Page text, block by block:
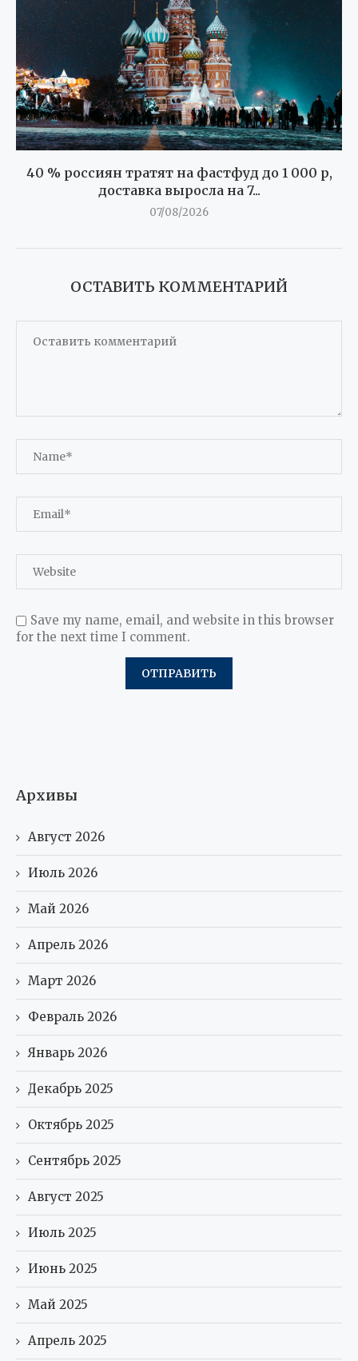
40 % россиян тратят на фастфуд до 1 000 р,
доставка выросла на 7...
07/08/2026
ОСТАВИТЬ КОММЕНТАРИЙ
Save my name, email, and website in this browser
for the next time I comment.
Архивы
Август 2026
Июль 2026
Май 2026
Апрель 2026
Март 2026
Февраль 2026
Январь 2026
Декабрь 2025
Октябрь 2025
Сентябрь 2025
Август 2025
Июль 2025
Июнь 2025
Май 2025
Апрель 2025